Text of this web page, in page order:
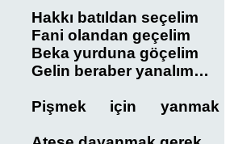
Hakkı batıldan seçelim
Fani olandan geçelim
Beka yurduna göçelim
Gelin beraber yanalım…
Pişmek için yanmak